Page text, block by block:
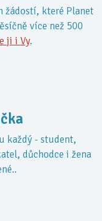
žádostí, které Planet
více než 500
ji i Vy.
každý - student,
důchodce i žena